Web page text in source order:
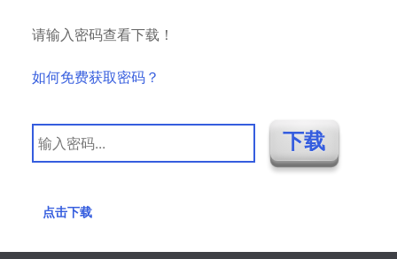
请输入密码查看下载！
如何免费获取密码？
点击下载